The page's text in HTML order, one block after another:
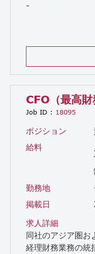
-
CFO（最高
Job ID : 18095
ポジション
給料
勤務地
掲載日
求人詳細
同社のアジア圏お
経理財務業務の統